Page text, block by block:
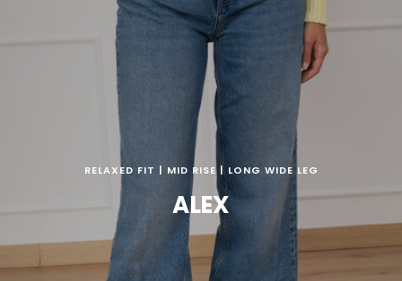
RELAXED FIT | MID RISE | LONG WIDE LEG
ALEX